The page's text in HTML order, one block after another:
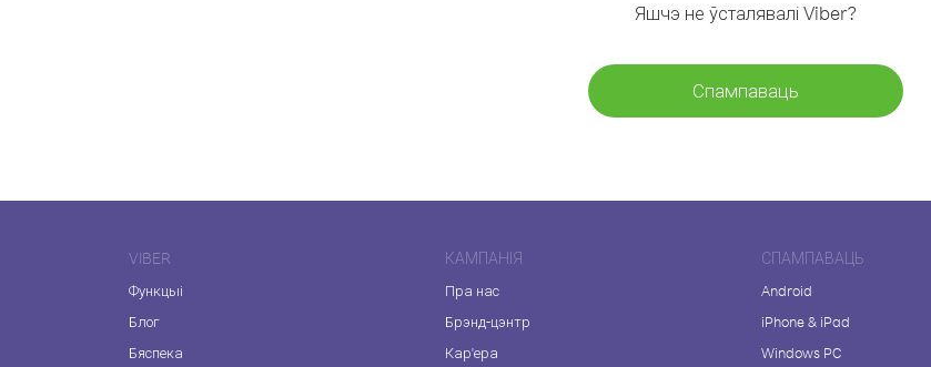
Яшчэ не ўсталявалі Viber?
Спампаваць
VIBER
Функцыі
Блог
Бяспека
КАМПАНІЯ
Пра нас
Брэнд-цэнтр
Кар'ера
СПАМПАВАЦЬ
Android
iPhone & iPad
Windows PC